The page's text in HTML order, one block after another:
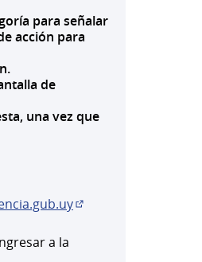
para señalar
acción para
de
una vez que
a la